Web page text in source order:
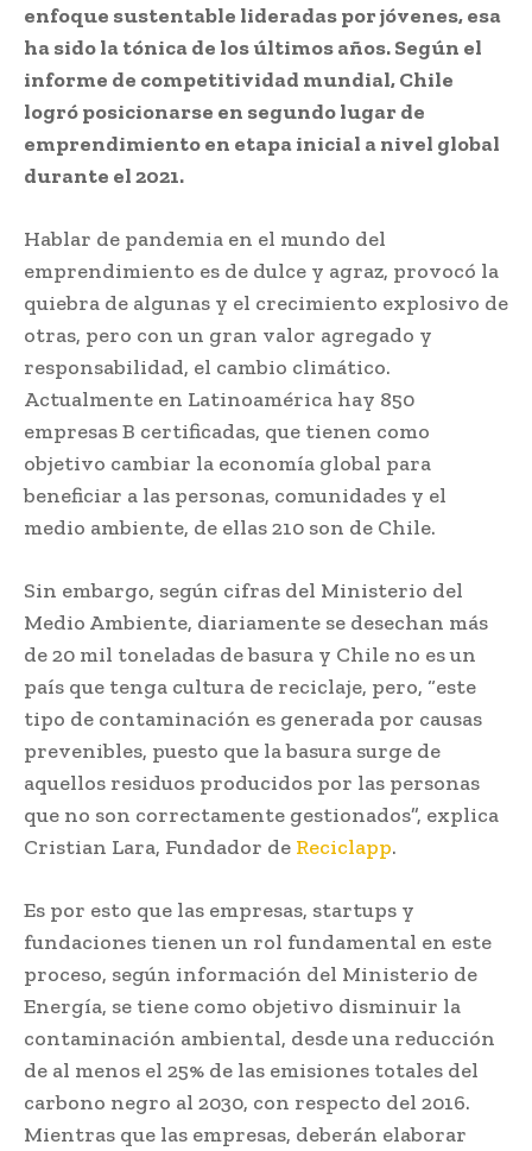
enfoque sustentable lideradas por jóvenes, esa
ha sido la tónica de los últimos años. Según el
informe de competitividad mundial, Chile
logró posicionarse en segundo lugar de
emprendimiento en etapa inicial a nivel global
durante el 2021.
Hablar de pandemia en el mundo del
emprendimiento es de dulce y agraz, provocó la
quiebra de algunas y el crecimiento explosivo de
otras, pero con un gran valor agregado y
responsabilidad, el cambio climático.
Actualmente en Latinoamérica hay 850
empresas B certificadas, que tienen como
objetivo cambiar la economía global para
beneficiar a las personas, comunidades y el
medio ambiente, de ellas 210 son de Chile.
Sin embargo, según cifras del Ministerio del
Medio Ambiente, diariamente se desechan más
de 20 mil toneladas de basura y Chile no es un
país que tenga cultura de reciclaje, pero, “este
tipo de contaminación es generada por causas
prevenibles, puesto que la basura surge de
aquellos residuos producidos por las personas
que no son correctamente gestionados”, explica
Cristian Lara, Fundador de Reciclapp.
Es por esto que las empresas, startups y
fundaciones tienen un rol fundamental en este
proceso, según información del Ministerio de
Energía, se tiene como objetivo disminuir la
contaminación ambiental, desde una reducción
de al menos el 25% de las emisiones totales del
carbono negro al 2030, con respecto del 2016.
Mientras que las empresas, deberán elaborar